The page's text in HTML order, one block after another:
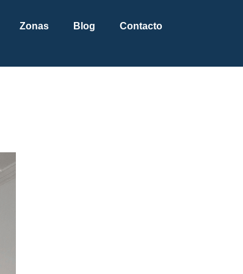
Zonas Blog Contacto